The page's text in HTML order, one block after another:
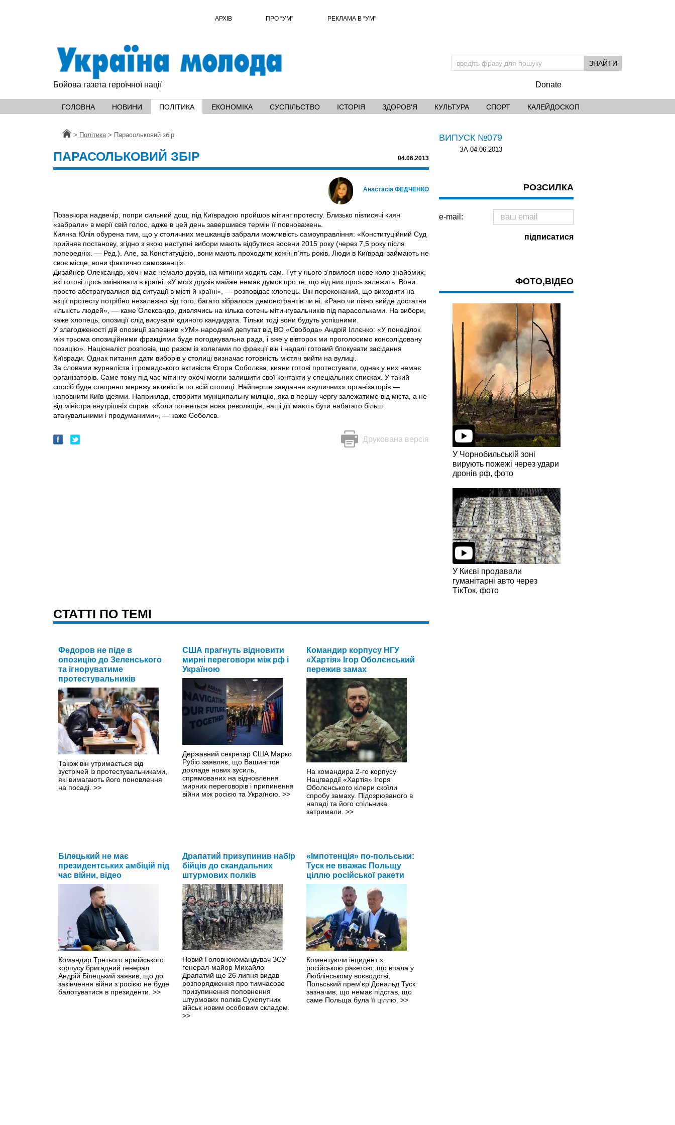
АРХІВ ПРО “УМ” РЕКЛАМА В “УМ"
Бойова газета героїчної нації Donate
ГОЛОВНА НОВИНИ ПОЛІТИКА ЕКОНОМІКА СУСПІЛЬСТВО ІСТОРІЯ ЗДОРОВ'Я КУЛЬТУРА СПОРТ КАЛЕЙДОСКОП
Головна
> Політика > Парасольковий збір
ПАРАСОЛЬКОВИЙ ЗБІР 04.06.2013
Анастасія ФЕДЧЕНКО
Позавчора надвечір, попри сильний дощ, під Київрадою пройшов мітинг протесту. Близько півтисячі киян
«забрали» в мерії свій голос, адже в цей день завершився термін її повноважень.
Киянка Юлія обурена тим, що у столичних мешканців забрали можливість самоуправління: «Конституційний Суд
прийняв постанову, згідно з якою наступні вибори мають відбутися восени 2015 року (через 7,5 року після
попередніх. — Ред.). Але, за Конституцією, вони мають проходити кожні п’ять років. Люди в Київраді займають не
своє місце, вони фактично самозванці».
Дизайнер Олександр, хоч і має немало друзів, на мітинги ходить сам. Тут у нього з’явилося нове коло знайомих,
які готові щось змінювати в країні. «У моїх друзів майже немає думок про те, що від них щось залежить. Вони
просто абстрагувалися від ситуації в місті й країні», — розповідає хлопець. Він переконаний, що виходити на
акції протесту потрібно незалежно від того, багато зібралося демонстрантів чи ні. «Рано чи пізно вийде достатня
кількість людей», — каже Олександр, дивлячись на кілька сотень мітингувальників під парасольками. На вибори,
каже хлопець, опозиції слід висувати єдиного кандидата. Тільки тоді вони будуть успішними.
У злагодженості дій опозиції запевнив «УМ» народний депутат від ВО «Свобода» Андрій Іллєнко: «У понеділок
між трьома опозиційними фракціями буде погоджувальна рада, і вже у вівторок ми проголосимо консолідовану
позицію». Націоналіст розповів, що разом із колегами по фракції він і надалі готовий блокувати засідання
Київради. Однак питання дати виборів у столиці визначає готовність містян вийти на вулиці.
За словами журналіста і громадського активіста Єгора Соболєва, кияни готові протестувати, однак у них немає
організаторів. Саме тому під час мітингу охочі могли залишити свої контакти у спеціальних списках. У такий
спосіб буде створено мережу активістів по всій столиці. Найперше завдання «вуличних» організаторів —
наповнити Київ ідеями. Наприклад, створити муніципальну міліцію, яка в першу чергу залежатиме від міста, а не
від міністра внутрішніх справ. «Коли почнеться нова революція, наші дії мають бути набагато більш
атакувальними і продуманими», — каже Соболєв.
Друкована версія
CТАТТІ ПО ТЕМІ
Федоров не піде в
опозицію до Зеленського
та ігноруватиме
протестувальників
Також він утримається від
зустрічей із протестувальниками,
які вимагають його поновлення
на посаді. >>
США прагнуть відновити
мирні переговори між рф і
Україною
Державний секретар США Марко
Рубіо заявляє, що Вашингтон
докладе нових зусиль,
спрямованих на відновлення
мирних переговорів і припинення
війни між росією та Україною. >>
Командир корпусу НГУ
«Хартія» Ігор Оболєнський
пережив замах
На командира 2-го корпусу
Нацгвардії «Хартія» Ігоря
Оболєнського кілери скоїли
спробу замаху. Підозрюваного в
нападі та його спільника
затримали. >>
Білецький не має
президентських амбіцій під
час війни, відео
Командир Третього армійського
корпусу бригадний генерал
Андрій Білецький заявив, що до
закінчення війни з росією не буде
балотуватися в президенти. >>
Драпатий призупинив набір
бійців до скандальних
штурмових полків
Новий Головнокомандувач ЗСУ
генерал-майор Михайло
Драпатий ще 26 липня видав
розпорядження про тимчасове
призупинення поповнення
штурмових полків Сухопутних
військ новим особовим складом.
>>
«Імпотенція» по-польськи:
Туск не вважає Польщу
ціллю російської ракети
Коментуючи інцидент з
російською ракетою, що впала у
Люблінському воєводстві,
Польський прем'єр Дональд Туск
зазначив, що немає підстав, що
саме Польща була її ціллю. >>
ВИПУСК №079
ЗА 04.06.2013
РОЗСИЛКА
e-mail:
ФОТО,ВІДЕО
У Чорнобильській зоні
вирують пожежі через удари
дронів рф, фото
У Києві продавали
гуманітарні авто через
ТікТок, фото